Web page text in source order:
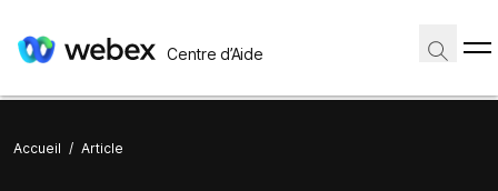
Centre d’Aide
Accueil / Article